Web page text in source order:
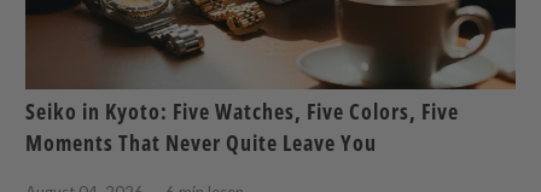
Seiko in Kyoto: Five Watches, Five Colors, Five
Moments That Never Quite Leave You